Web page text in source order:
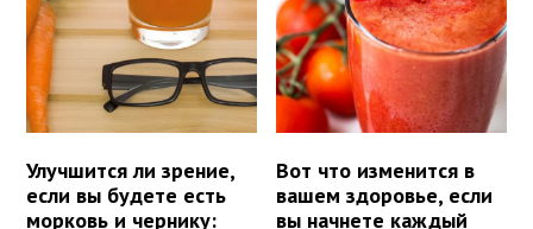
Улучшится ли зрение,
если вы будете есть
морковь и чернику:
Вот что изменится в
вашем здоровье, если
вы начнете каждый